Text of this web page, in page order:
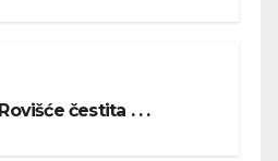
čestita . . .